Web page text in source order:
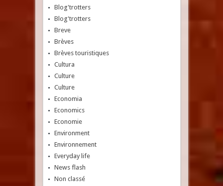
Blog'trotters
Blog'trotters
Breve
Brèves
Brèves touristiques
Cultura
Culture
Culture
Economia
Economics
Economie
Environment
Environnement
Everyday life
News flash
Non classé